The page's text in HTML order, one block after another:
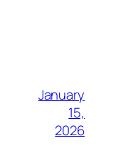
January
15,
2026